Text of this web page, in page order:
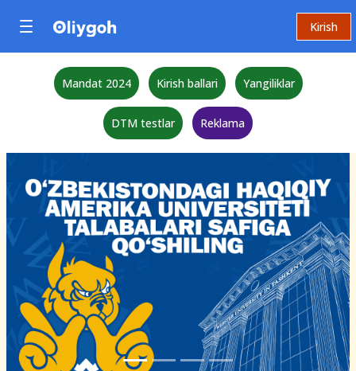
Kirish
Mandat 2024 Kirish ballari Yangiliklar
DTM testlar Reklama